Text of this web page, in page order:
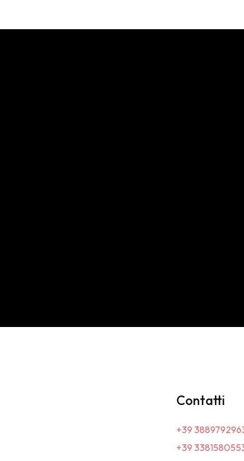
Contatti
+39
+39